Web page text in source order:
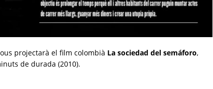
projectarà el film colombià La sociedad del semáforo,
de durada (2010).